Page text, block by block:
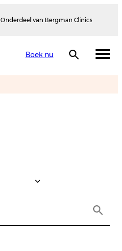
Onderdeel van Bergman Clinics
Boek nu